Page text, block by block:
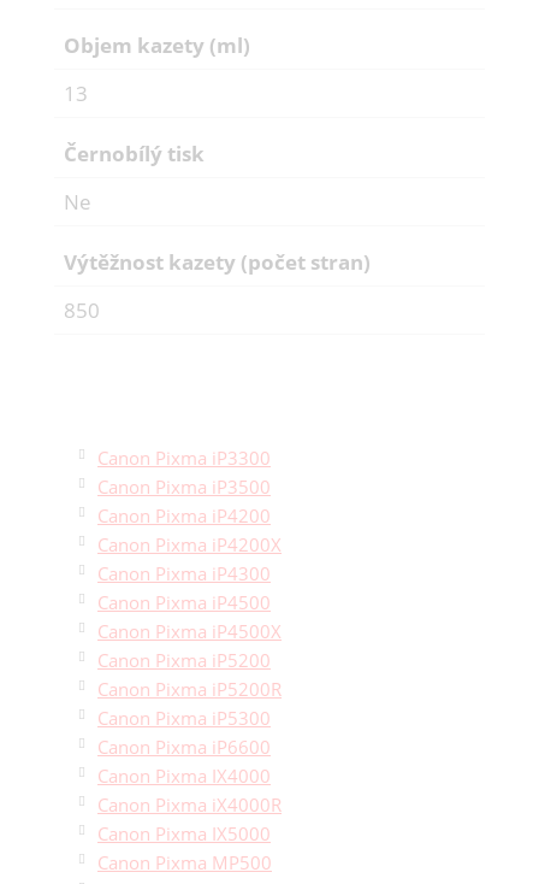
Objem kazety (ml)
13
Černobílý tisk
Ne
Výtěžnost kazety (počet stran)
850
Canon Pixma iP3300
Canon Pixma iP3500
Canon Pixma iP4200
Canon Pixma iP4200X
Canon Pixma iP4300
Canon Pixma iP4500
Canon Pixma iP4500X
Canon Pixma iP5200
Canon Pixma iP5200R
Canon Pixma iP5300
Canon Pixma iP6600
Canon Pixma IX4000
Canon Pixma iX4000R
Canon Pixma IX5000
Canon Pixma MP500